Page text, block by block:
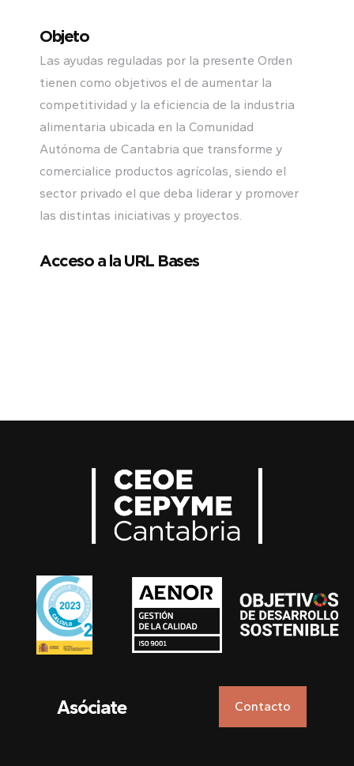
Objeto
Las ayudas reguladas por la presente Orden
tienen como objetivos el de aumentar la
competitividad y la eficiencia de la industria
alimentaria ubicada en la Comunidad
Autónoma de Cantabria que transforme y
comercialice productos agrícolas, siendo el
sector privado el que deba liderar y promover
las distintas iniciativas y proyectos.
Acceso a la URL Bases
Asóciate Contacto